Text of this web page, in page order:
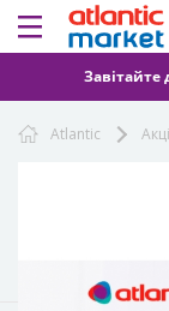
Завітайте
Atlantic